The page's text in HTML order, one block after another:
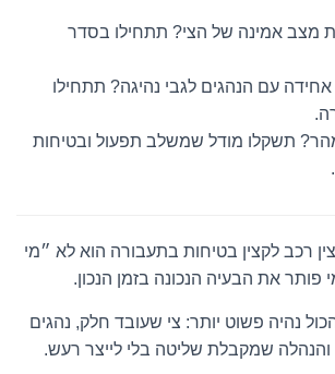
מצב אמינה של הצי? תתחילו בסדר
עם הנהגים לגבי נהיגה? תתחילו
תשקלו מודל שמשלב תפעול ובטיחות
רכב לקצין בטיחות בתעבורה הוא לא ״מי
פותר את הבעיה הנכונה בזמן הנכון.
נהיה פשוט יותר: צי שעובד חלק, נהגים
שמקבלת שליטה בלי לייצר רעש.